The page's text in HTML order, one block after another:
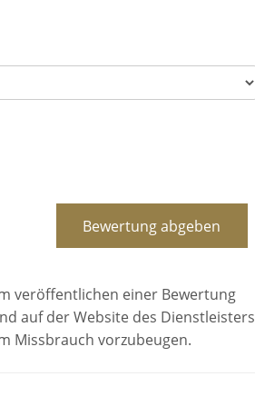
Bewertung abgeben
veröffentlichen einer Bewertung
auf der Website des Dienstleisters
Missbrauch vorzubeugen.